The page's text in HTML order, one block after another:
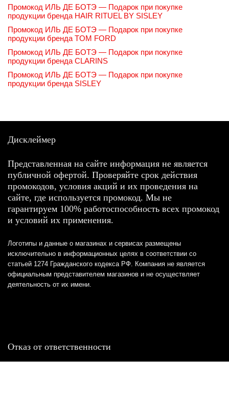
Промокод ИЛЬ ДЕ БОТЭ — Подарок при покупке
продукции бренда HAIR RITUEL BY SISLEY
Промокод ИЛЬ ДЕ БОТЭ — Подарок при покупке
продукции бренда TOM FORD
Промокод ИЛЬ ДЕ БОТЭ — Подарок при покупке
продукции бренда CLARINS
Промокод ИЛЬ ДЕ БОТЭ — Подарок при покупке
продукции бренда SISLEY
Дисклеймер
Представленная на сайте информация не является
публичной офертой. Проверяйте срок действия
промокодов, условия акций и их проведения на
сайте, где используется промокод. Мы не
гарантируем 100% работоспособность всех промокод
и условий их применения.
Логотипы и данные о магазинах и сервисах размещены
исключительно в информационных целях в соответствии со
статьей 1274 Гражданского кодекса РФ. Компания не является
официальным представителем магазинов и не осуществляет
деятельность от их имени.
Отказ от ответственности